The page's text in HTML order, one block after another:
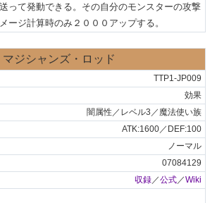
って発動できる。その自分のモンスターの攻撃
ージ計算時のみ２０００アップする。
マジシャンズ・ロッド
TTP1-JP009
効果
闇属性／レベル3／魔法使い族
ATK:1600／DEF:100
ノーマル
07084129
収録／公式／Wiki